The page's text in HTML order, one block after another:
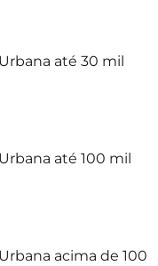
até 30 mil
até 100 mil
acima de 100